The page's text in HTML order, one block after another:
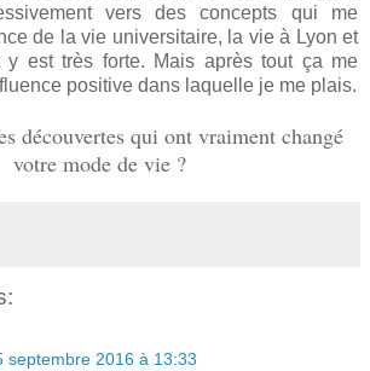
vers des concepts qui me
de la vie universitaire, la vie à Lyon et
y est très forte. Mais après tout ça me
positive dans laquelle je me plais.
découvertes qui ont vraiment changé
votre mode de vie ?
septembre 2016 à 13:33